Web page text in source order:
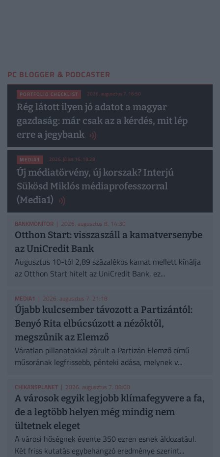
PC BLOGGER & PODCASTER
PORTFOLIO CHECKLIST 2026. augusztus 7. 16:50
Rég látott ilyen jó adatot a magyar
gazdaság: már csak az a kérdés, mit lép
erre a jegybank
MEDIA1 2026. július 16. 18:28
Új médiatörvény, új korszak? Interjú
Sükösd Miklós médiaprofesszorral
(Media1)
BANKMONITOR | 2026. augusztus 8. 14:30
Otthon Start: visszaszáll a kamatversenybe
az UniCredit Bank
Augusztus 10-tól 2,89 százalékos kamat mellett kínálja
az Otthon Start hitelt az UniCredit Bank, ez...
MEDIA1 | 2026. augusztus 7. 21:18
Újabb kulcsember távozott a Partizántól:
Benyó Rita elbúcsúzott a nézőktől,
megszűnik az Elemző
Váratlan pillanatokkal zárult a Partizán Elemző című
műsorának legfrissebb, pénteki adása, melynek v...
CHIKANSPLANET | 2026. augusztus 7. 08:00
A városok egyik legjobb klímafegyvere a fa,
de a legtöbb helyen még mindig nem
ültetnek eleget
A városi hőségnek évente 350 ezren esnek áldozatául.
Két friss kutatás egybehangzó eredménye szerint...